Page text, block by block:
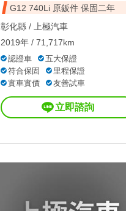
G12 740Li 原鈑件 保固二年
彰化縣 /
上極汽車
2019年 / 71,717km
認證車
五大保證
符合保固
里程保證
實車實價
友善試車
立即諮詢